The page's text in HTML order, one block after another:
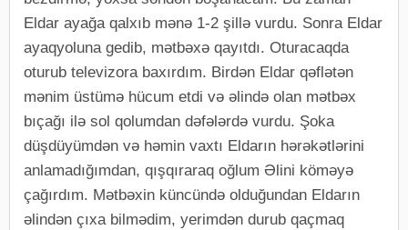
Eldar ayağa qalxıb mənə 1-2 şillə vurdu. Sonra Eldar
ayaqyoluna gedib, mətbəxə qayıtdı. Oturacaqda
oturub televizora baxırdım. Birdən Eldar qəflətən
mənim üstümə hücum etdi və əlində olan mətbəx
bıçağı ilə sol qolumdan dəfələrdə vurdu. Şoka
düşdüyümdən və həmin vaxtı Eldarın hərəkətlərini
anlamadığımdan, qışqıraraq oğlum Əlini köməyə
çağırdım. Mətbəxin küncündə olduğundan Eldarın
əlindən çıxa bilmədim, yerimdən durub qaçmaq